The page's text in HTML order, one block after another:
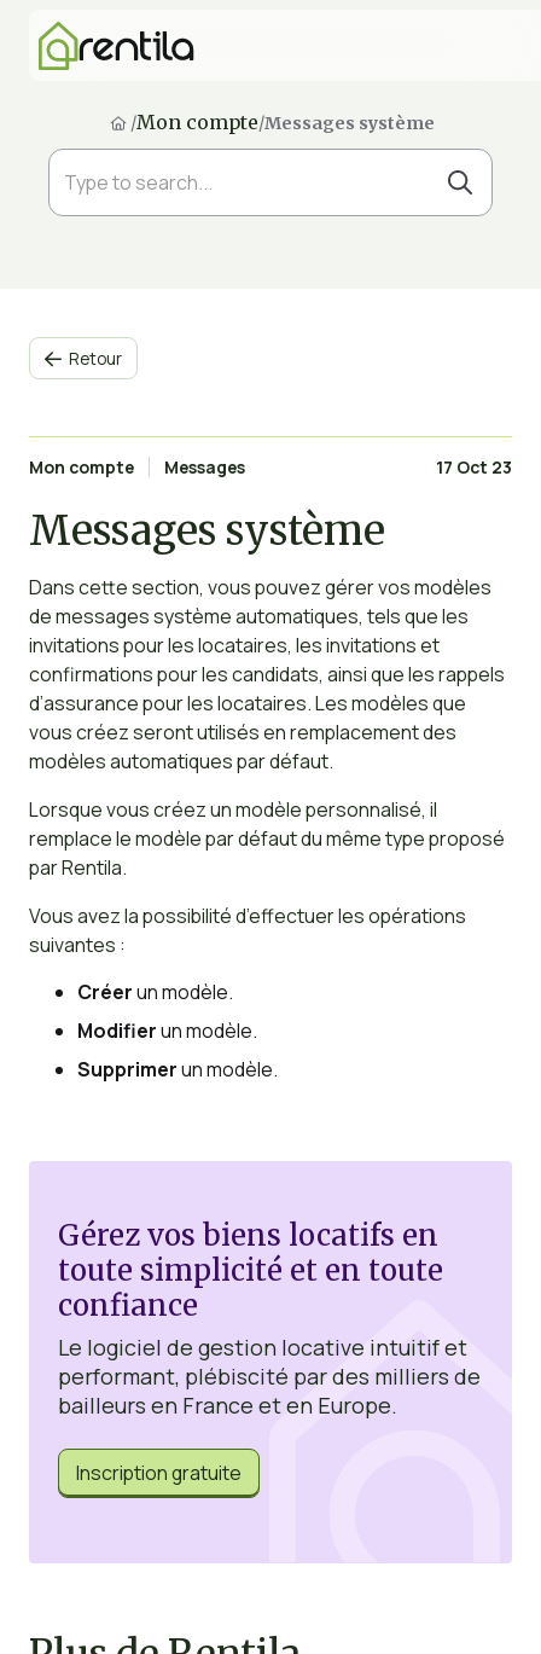
/Mon compte/Messages système
 Retour
Mon compte Messages 17 Oct 23
Messages système
Dans cette section, vous pouvez gérer vos modèles
de messages système automatiques, tels que les
invitations pour les locataires, les invitations et
confirmations pour les candidats, ainsi que les rappels
d’assurance pour les locataires. Les modèles que
vous créez seront utilisés en remplacement des
modèles automatiques par défaut.
Lorsque vous créez un modèle personnalisé, il
remplace le modèle par défaut du même type proposé
par Rentila.
Vous avez la possibilité d’effectuer les opérations
suivantes :
Créerun modèle.
Modifierun modèle.
Supprimerun modèle.
Gérez vos biens locatifs en
toute simplicité et en toute
confiance
Le logiciel de gestion locative intuitif et
performant, plébiscité par des milliers de
bailleurs en France et en Europe.
Inscription gratuite